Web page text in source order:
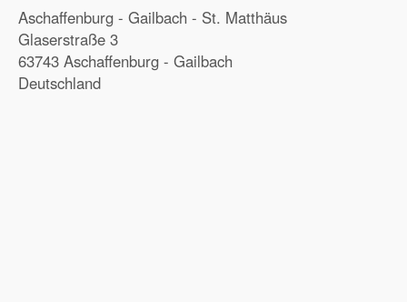
Aschaffenburg - Gailbach - St. Matthäus
Glaserstraße 3
63743 Aschaffenburg - Gailbach
Deutschland